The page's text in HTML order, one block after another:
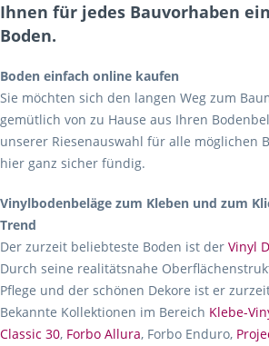
Ihnen für jedes Bauvorhaben
Boden.
Boden einfach online kaufen
Sie möchten sich den langen Weg zum
gemütlich von zu Hause aus Ihren
unserer Riesenauswahl für alle möglichen
hier ganz sicher fündig.
Vinylbodenbeläge zum Kleben und zum
Trend
Der zurzeit beliebteste Boden ist der Vinyl
Durch seine realitätsnahe
Pflege und der schönen Dekore ist er
Bekannte Kollektionen im Bereich Klebe-
Classic 30, Forbo Allura, Forbo Enduro,